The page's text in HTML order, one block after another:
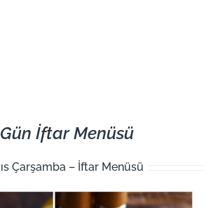
İftar Menüsü
Çarşamba – İftar Menüsü